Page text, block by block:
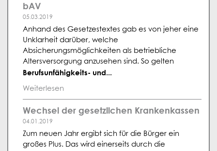
bAV
05.03.2019
Anhand des Gesetzestextes gab es von jeher eine
Unklarheit darüber, welche
Absicherungsmöglichkeiten als betriebliche
Altersversorgung anzusehen sind. So gelten
Berufsunfähigkeits- und...
Weiterlesen
Wechsel der gesetzlichen Krankenkassen
04.01.2019
Zum neuen Jahr ergibt sich für die Bürger ein
großes Plus. Das wird einerseits durch die